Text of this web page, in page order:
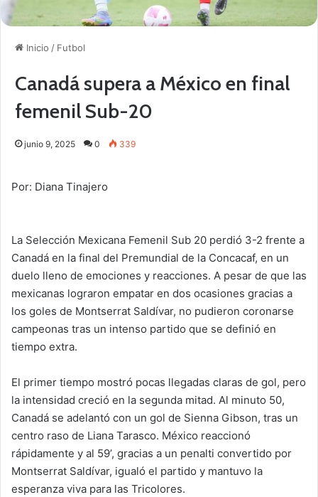
Inicio / Futbol
Canadá supera a México en final
femenil Sub-20
junio 9, 2025 0 339
Por: Diana Tinajero
La Selección Mexicana Femenil Sub 20 perdió 3-2 frente a
Canadá en la final del Premundial de la Concacaf, en un
duelo lleno de emociones y reacciones. A pesar de que las
mexicanas lograron empatar en dos ocasiones gracias a
los goles de Montserrat Saldívar, no pudieron coronarse
campeonas tras un intenso partido que se definió en
tiempo extra.
El primer tiempo mostró pocas llegadas claras de gol, pero
la intensidad creció en la segunda mitad. Al minuto 50,
Canadá se adelantó con un gol de Sienna Gibson, tras un
centro raso de Liana Tarasco. México reaccionó
rápidamente y al 59’, gracias a un penalti convertido por
Montserrat Saldívar, igualó el partido y mantuvo la
esperanza viva para las Tricolores.